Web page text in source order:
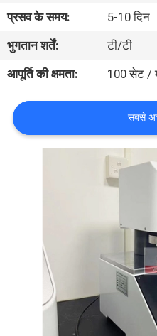
गुणवत्ता
नियंत्रण
संपर्क
करें
साइटमैप
प्रसव के समय:
5-10 दिन
भुगतान शर्तें:
टी/टी
आपूर्ति की क्षमता:
100 सेट /
सबसे